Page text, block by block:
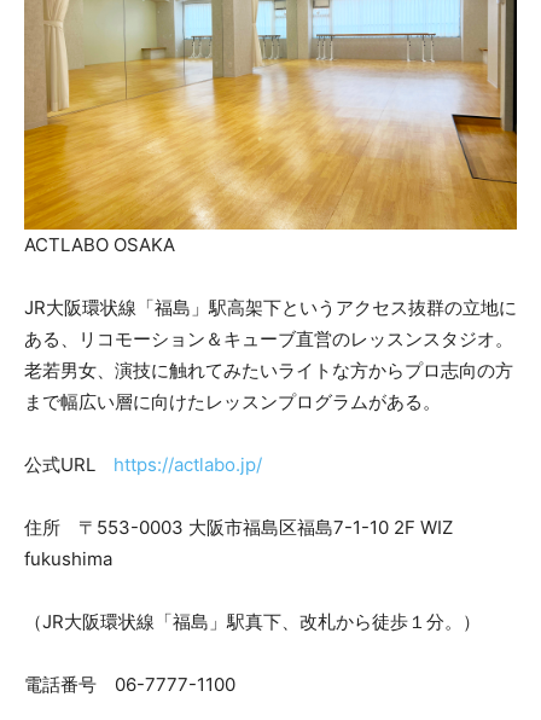
ACTLABO OSAKA
JR大阪環状線「福島」駅高架下というアクセス抜群の立地に
ある、リコモーション＆キューブ直営のレッスンスタジオ。
老若男女、演技に触れてみたいライトな方からプロ志向の方
まで幅広い層に向けたレッスンプログラムがある。
公式URL https://actlabo.jp/
住所 〒553-0003 大阪市福島区福島7-1-10 2F WIZ
fukushima
（JR大阪環状線「福島」駅真下、改札から徒歩１分。）
電話番号 06-7777-1100